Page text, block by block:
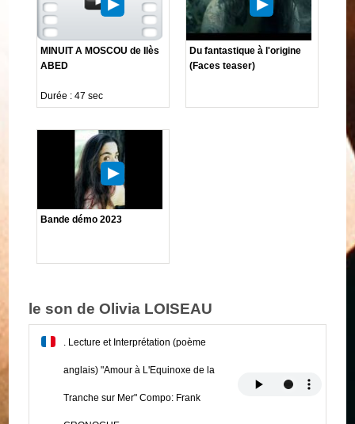
MINUIT A MOSCOU de Ilès
ABED
Durée : 47 sec
Du fantastique à l'origine
(Faces teaser)
Bande démo 2023
le son de Olivia LOISEAU
. Lecture et Interprétation (poème
anglais) "Amour à L'Equinoxe de la
Tranche sur Mer" Compo: Frank